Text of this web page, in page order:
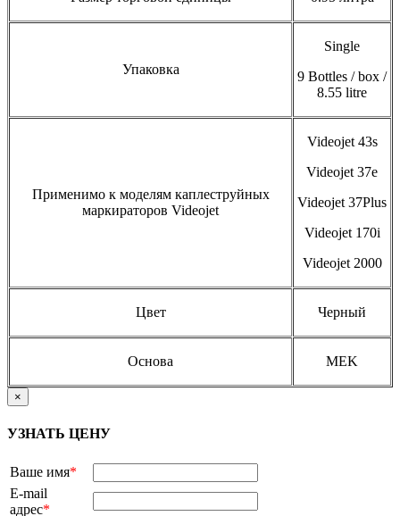
Упаковка
Single
9 Bottles / box /
8.55 litre
Применимо к моделям каплеструйных
маркираторов Videojet
Videojet 43s
Videojet 37e
Videojet 37Plus
Videojet 170i
Videojet 2000
Цвет Черный
Основа MEK
×
УЗНАТЬ ЦЕНУ
Ваше имя*
E-mail
адрес*